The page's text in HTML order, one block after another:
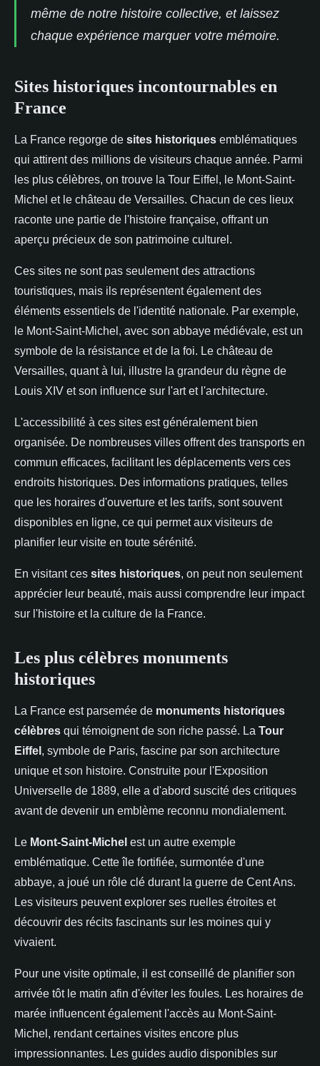
même de notre histoire collective, et laissez
chaque expérience marquer votre mémoire.
Sites historiques incontournables en
France
La France regorge de sites historiques emblématiques
qui attirent des millions de visiteurs chaque année. Parmi
les plus célèbres, on trouve la Tour Eiffel, le Mont-Saint-
Michel et le château de Versailles. Chacun de ces lieux
raconte une partie de l'histoire française, offrant un
aperçu précieux de son patrimoine culturel.
Ces sites ne sont pas seulement des attractions
touristiques, mais ils représentent également des
éléments essentiels de l'identité nationale. Par exemple,
le Mont-Saint-Michel, avec son abbaye médiévale, est un
symbole de la résistance et de la foi. Le château de
Versailles, quant à lui, illustre la grandeur du règne de
Louis XIV et son influence sur l'art et l'architecture.
L'accessibilité à ces sites est généralement bien
organisée. De nombreuses villes offrent des transports en
commun efficaces, facilitant les déplacements vers ces
endroits historiques. Des informations pratiques, telles
que les horaires d'ouverture et les tarifs, sont souvent
disponibles en ligne, ce qui permet aux visiteurs de
planifier leur visite en toute sérénité.
En visitant ces sites historiques, on peut non seulement
apprécier leur beauté, mais aussi comprendre leur impact
sur l'histoire et la culture de la France.
Les plus célèbres monuments
historiques
La France est parsemée de monuments historiques
célèbres qui témoignent de son riche passé. La Tour
Eiffel , symbole de Paris, fascine par son architecture
unique et son histoire. Construite pour l'Exposition
Universelle de 1889, elle a d'abord suscité des critiques
avant de devenir un emblème reconnu mondialement.
Le Mont-Saint-Michel est un autre exemple
emblématique. Cette île fortifiée, surmontée d'une
abbaye, a joué un rôle clé durant la guerre de Cent Ans.
Les visiteurs peuvent explorer ses ruelles étroites et
découvrir des récits fascinants sur les moines qui y
vivaient.
Pour une visite optimale, il est conseillé de planifier son
arrivée tôt le matin afin d'éviter les foules. Les horaires de
marée influencent également l'accès au Mont-Saint-
Michel, rendant certaines visites encore plus
impressionnantes. Les guides audio disponibles sur